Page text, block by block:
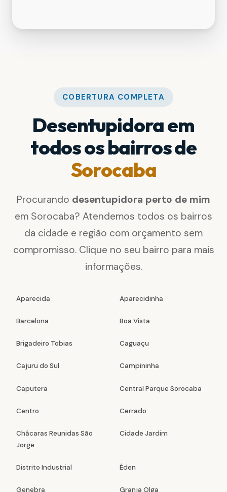
COBERTURA COMPLETA
Desentupidora em
todos os bairros de
Sorocaba
Procurando desentupidora perto de mim
em Sorocaba? Atendemos todos os bairros
da cidade e região com orçamento sem
compromisso. Clique no seu bairro para mais
informações.
Aparecida Aparecidinha
Barcelona Boa Vista
Brigadeiro Tobias Caguaçu
Cajuru do Sul Campininha
Caputera Central Parque Sorocaba
Centro Cerrado
Chácaras Reunidas São
Jorge
Cidade Jardim
Distrito Industrial Éden
Genebra Granja Olga